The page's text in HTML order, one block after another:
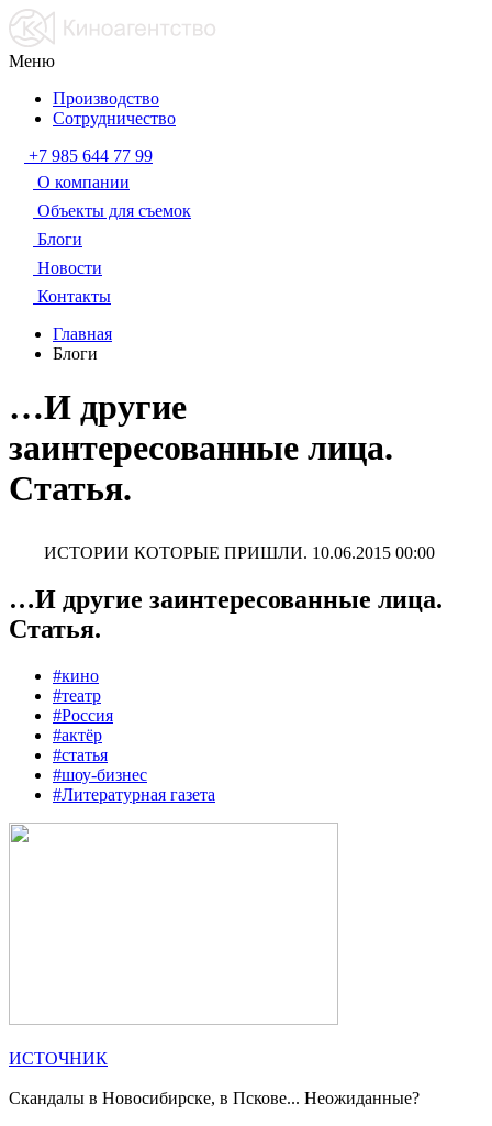
Меню
Производство
Сотрудничество
+7 985 644 77 99
О компании
Объекты для съемок
Блоги
Новости
Контакты
Главная
Блоги
…И другие
заинтересованные лица.
Статья.
ИСТОРИИ КОТОРЫЕ ПРИШЛИ. 10.06.2015 00:00
…И другие заинтересованные лица.
Статья.
#кино
#театр
#Россия
#актёр
#статья
#шоу-бизнес
#Литературная газета
ИСТОЧНИК
Скандалы в Новосибирске, в Пскове... Неожиданные?